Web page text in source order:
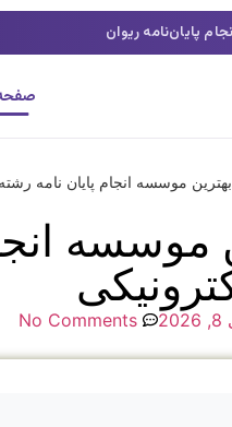
پایان‌نامه ریوان
موسسه
No Comments